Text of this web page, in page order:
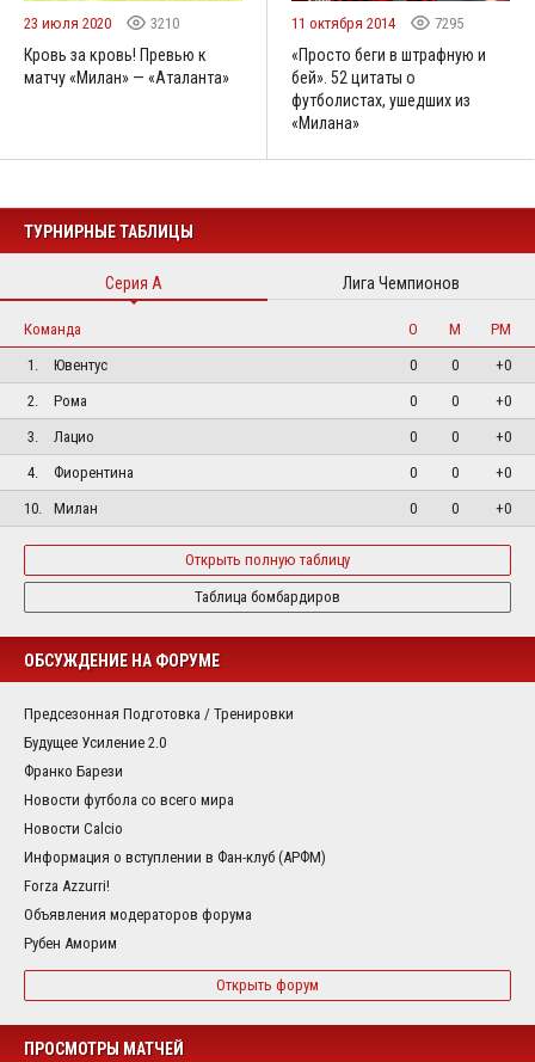
23 июля 2020 3210
Кровь за кровь! Превью к
матчу «Милан» — «Аталанта»
11 октября 2014 7295
«Просто беги в штрафную и
бей». 52 цитаты о
футболистах, ушедших из
«Милана»
ТУРНИРНЫЕ ТАБЛИЦЫ
Серия А Лига Чемпионов
Команда О М
РМ
1.
Ювентус 0 0
+0
2.
Рома 0 0
+0
3.
Лацио 0 0
+0
4.
Фиорентина 0 0
+0
10.
Милан 0 0 +0
Открыть полную таблицу
Таблица бомбардиров
ОБСУЖДЕНИЕ НА ФОРУМЕ
Предсезонная Подготовка / Тренировки
Будущее Усиление 2.0
Франко Барези
Новости футбола со всего мира
Новости Calcio
Информация о вступлении в Фан-клуб (АРФМ)
Forza Azzurri!
Объявления модераторов форума
Рубен Аморим
Открыть форум
ПРОСМОТРЫ МАТЧЕЙ